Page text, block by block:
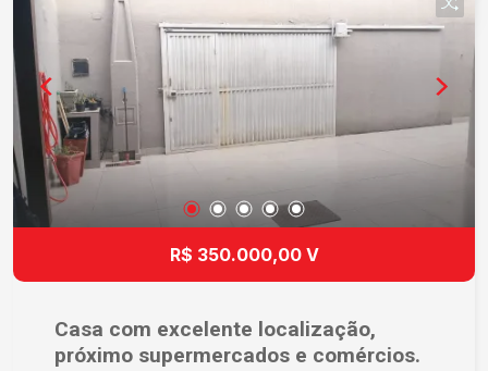
R$ 350.000,00 V
Casa com excelente localização,
próximo supermercados e comércios.